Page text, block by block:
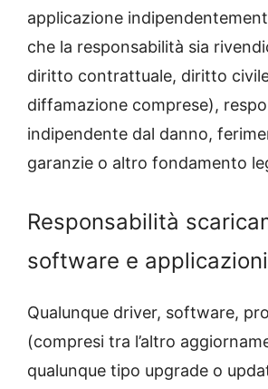
applicazione
che la responsabilità sia
diritto contrattuale, diritto
diffamazione comprese),
indipendente dal danno,
garanzie o altro fondamento
Responsabilità
software e
Qualunque driver, software,
(compresi tra l’altro
qualunque tipo upgrade o